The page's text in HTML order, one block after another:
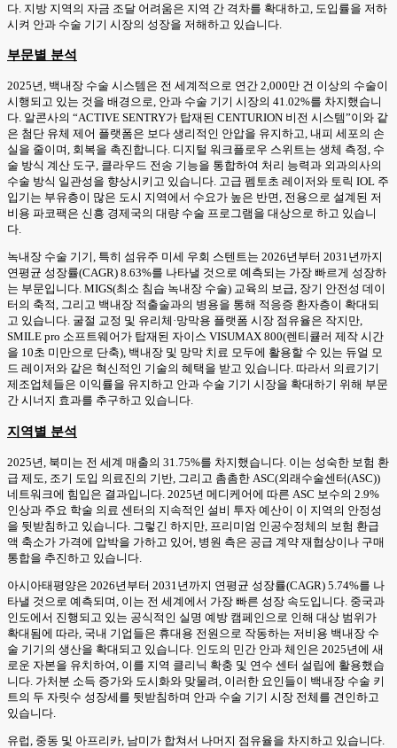
다. 지방 지역의 자금 조달 어려움은 지역 간 격차를 확대하고, 도입률을 저하
시켜 안과 수술 기기 시장의 성장을 저해하고 있습니다.
부문별 분석
2025년, 백내장 수술 시스템은 전 세계적으로 연간 2,000만 건 이상의 수술이
시행되고 있는 것을 배경으로, 안과 수술 기기 시장의 41.02%를 차지했습니
다. 알콘사의 “ACTIVE SENTRY가 탑재된 CENTURION 비전 시스템”이와 같
은 첨단 유체 제어 플랫폼은 보다 생리적인 안압을 유지하고, 내피 세포의 손
실을 줄이며, 회복을 촉진합니다. 디지털 워크플로우 스위트는 생체 측정, 수
술 방식 계산 도구, 클라우드 전송 기능을 통합하여 처리 능력과 외과의사의
수술 방식 일관성을 향상시키고 있습니다. 고급 펨토초 레이저와 토릭 IOL 주
입기는 부유층이 많은 도시 지역에서 수요가 높은 반면, 전용으로 설계된 저
비용 파코팩은 신흥 경제국의 대량 수술 프로그램을 대상으로 하고 있습니
다.
녹내장 수술 기기, 특히 섬유주 미세 우회 스텐트는 2026년부터 2031년까지
연평균 성장률(CAGR) 8.63%를 나타낼 것으로 예측되는 가장 빠르게 성장하
는 부문입니다. MIGS(최소 침습 녹내장 수술) 교육의 보급, 장기 안전성 데이
터의 축적, 그리고 백내장 적출술과의 병용을 통해 적응증 환자층이 확대되
고 있습니다. 굴절 교정 및 유리체·망막용 플랫폼 시장 점유율은 작지만,
SMILE pro 소프트웨어가 탑재된 자이스 VISUMAX 800(렌티큘러 제작 시간
을 10초 미만으로 단축), 백내장 및 망막 치료 모두에 활용할 수 있는 듀얼 모
드 레이저와 같은 혁신적인 기술의 혜택을 받고 있습니다. 따라서 의료기기
제조업체들은 이익률을 유지하고 안과 수술 기기 시장을 확대하기 위해 부문
간 시너지 효과를 추구하고 있습니다.
지역별 분석
2025년, 북미는 전 세계 매출의 31.75%를 차지했습니다. 이는 성숙한 보험 환
급 제도, 조기 도입 의료진의 기반, 그리고 촘촘한 ASC(외래수술센터(ASC))
네트워크에 힘입은 결과입니다. 2025년 메디케어에 따른 ASC 보수의 2.9%
인상과 주요 학술 의료 센터의 지속적인 설비 투자 예산이 이 지역의 안정성
을 뒷받침하고 있습니다. 그렇긴 하지만, 프리미엄 인공수정체의 보험 환급
액 축소가 가격에 압박을 가하고 있어, 병원 측은 공급 계약 재협상이나 구매
통합을 추진하고 있습니다.
아시아태평양은 2026년부터 2031년까지 연평균 성장률(CAGR) 5.74%를 나
타낼 것으로 예측되며, 이는 전 세계에서 가장 빠른 성장 속도입니다. 중국과
인도에서 진행되고 있는 공식적인 실명 예방 캠페인으로 인해 대상 범위가
확대됨에 따라, 국내 기업들은 휴대용 전원으로 작동하는 저비용 백내장 수
술 기기의 생산을 확대되고 있습니다. 인도의 민간 안과 체인은 2025년에 새
로운 자본을 유치하여, 이를 지역 클리닉 확충 및 연수 센터 설립에 활용했습
니다. 가처분 소득 증가와 도시화와 맞물려, 이러한 요인들이 백내장 수술 키
트의 두 자릿수 성장세를 뒷받침하며 안과 수술 기기 시장 전체를 견인하고
있습니다.
유럽, 중동 및 아프리카, 남미가 합쳐서 나머지 점유율을 차지하고 있습니다.